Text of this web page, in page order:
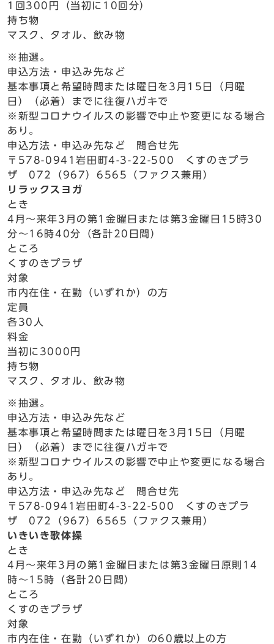
1回300円（当初に10回分）
持ち物
マスク、タオル、飲み物
※抽選。
申込方法・申込み先など
基本事項と希望時間または曜日を3月15日（月曜
日）（必着）までに往復ハガキで
※新型コロナウイルスの影響で中止や変更になる場合
あり。
申込方法・申込み先など 問合せ先
〒578-0941岩田町4-3-22-500 くすのきプラ
ザ 072（967）6565（ファクス兼用）
リラックスヨガ
とき
4月～来年3月の第1金曜日または第3金曜日15時30
分～16時40分（各計20日間）
ところ
くすのきプラザ
対象
市内在住・在勤（いずれか）の方
定員
各30人
料金
当初に3000円
持ち物
マスク、タオル、飲み物
※抽選。
申込方法・申込み先など
基本事項と希望時間または曜日を3月15日（月曜
日）（必着）までに往復ハガキで
※新型コロナウイルスの影響で中止や変更になる場合
あり。
申込方法・申込み先など 問合せ先
〒578-0941岩田町4-3-22-500 くすのきプラ
ザ 072（967）6565（ファクス兼用）
いきいき歌体操
とき
4月～来年3月の第1金曜日または第3金曜日原則14
時～15時（各計20日間）
ところ
くすのきプラザ
対象
市内在住・在勤（いずれか）の60歳以上の方